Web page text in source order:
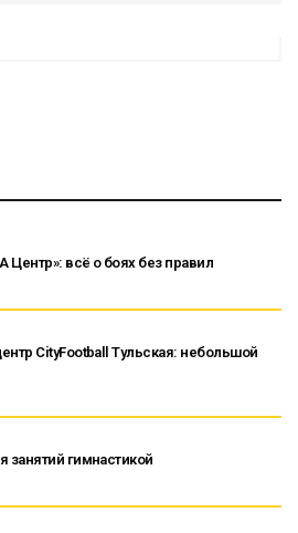
всё о боях без правил
CityFootball Тульская: небольшой
занятий гимнастикой